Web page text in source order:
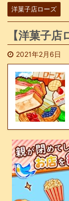
洋菓子店ローズ
【洋菓子店
2021年2月6日